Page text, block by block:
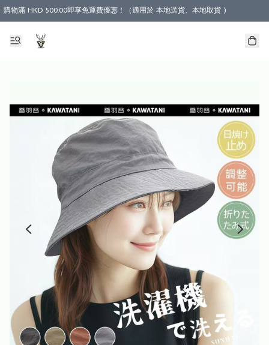
購物滿 HKD 500.00即享免運費優惠！（適用於 本地送貨、本地取貨 )